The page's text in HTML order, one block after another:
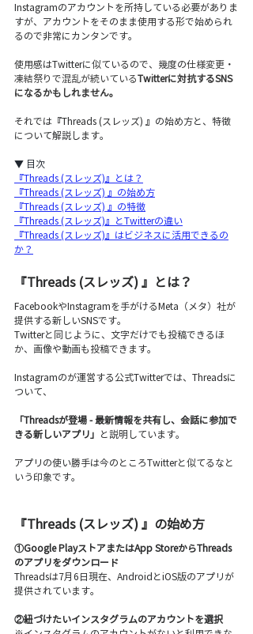
Instagramのアカウントを所持している必要がありま
すが、アカウントをそのまま使用する形で始められ
るので非常にカンタンです。
使用感はTwitterに似ているので、幾度の仕様変更・
凍結祭りで混乱が続いているTwitterに対抗するSNS
になるかもしれません。
それでは『Threads (スレッズ) 』の始め方と、特徴
について解説します。
▼ 目次
『Threads (スレッズ)』とは？
『Threads (スレッズ) 』の始め方
『Threads (スレッズ) 』の特徴
『Threads (スレッズ)』とTwitterの違い
『Threads (スレッズ)』はビジネスに活用できるの
か？
『Threads (スレッズ) 』とは？
FacebookやInstagramを手がけるMeta（メタ）社が
提供する新しいSNSです。
Twitterと同じように、文字だけでも投稿できるほ
か、画像や動画も投稿できます。
Instagramのが運営する公式Twitterでは、Threadsに
ついて、
「Threadsが登場 - 最新情報を共有し、会話に参加で
きる新しいアプリ」
と説明しています。
アプリの使い勝手は今のところTwitterと似てるなと
いう印象です。
『Threads (スレッズ) 』の始め方
①Google PlayストアまたはApp StoreからThreads
のアプリをダウンロード
Threadsは7月6日現在、AndroidとiOS版のアプリが
提供されています。
②紐づけたいインスタグラムのアカウントを選択